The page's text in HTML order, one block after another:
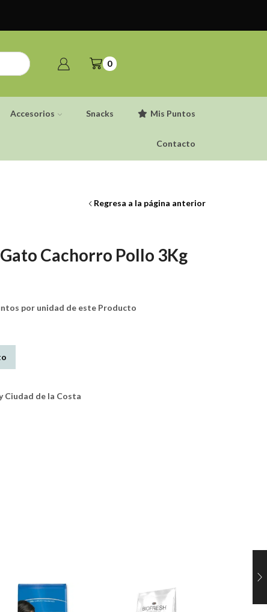
0
Accesorios Snacks Mis Puntos
Contacto
Regresa a la página anterior
Cachorro Pollo 3Kg
por unidad de este Producto
Ciudad de la Costa